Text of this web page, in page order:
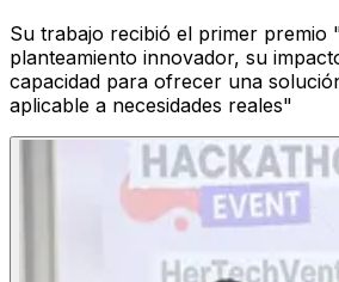
Su trabajo recibió el primer premio
planteamiento innovador, su
capacidad para ofrecer una
aplicable a necesidades reales"